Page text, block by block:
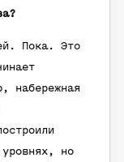
Пока. Это
набережная
уровнях, но